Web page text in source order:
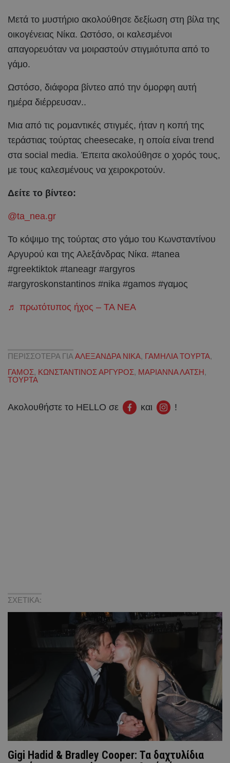
Μετά το μυστήριο ακολούθησε δεξίωση στη βίλα της
οικογένειας Νίκα. Ωστόσο, οι καλεσμένοι
απαγορευόταν να μοιραστούν στιγμιότυπα από το
γάμο.
Ωστόσο, διάφορα βίντεο από την όμορφη αυτή
ημέρα διέρρευσαν..
Μια από τις ρομαντικές στιγμές, ήταν η κοπή της
τεράστιας τούρτας cheesecake, η οποία είναι trend
στα social media. Έπειτα ακολούθησε ο χορός τους,
με τους καλεσμένους να χειροκροτούν.
Δείτε το βίντεο:
@ta_nea.gr
Το κόψιμο της τούρτας στο γάμο του Κωνσταντίνου
Αργυρού και της Αλεξάνδρας Νίκα. #tanea
#greektiktok #taneagr #argyros
#argyroskonstantinos #nika #gamos #γαμος
♬ πρωτότυπος ήχος – ΤΑ ΝΕΑ
ΠΕΡΙΣΣΟΤΕΡΑ ΓΙΑ ΑΛΕΞΑΝΔΡΑ ΝΙΚΑ, ΓΑΜΗΛΙΑ ΤΟΥΡΤΑ,
ΓΑΜΟΣ, ΚΩΝΣΤΑΝΤΙΝΟΣ ΑΡΓΥΡΟΣ, ΜΑΡΙΑΝΝΑ ΛΑΤΣΗ,
ΤΟΥΡΤΑ
Ακολουθήστε το HELLO σε και !
ΣΧΕΤΙΚΑ:
Gigi Hadid & Bradley Cooper: Τα δαχτυλίδια